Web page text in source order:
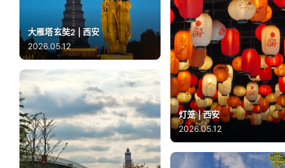
大雁塔玄奘2 | 西安
2026.05.12
灯笼 | 西安
2026.05.12